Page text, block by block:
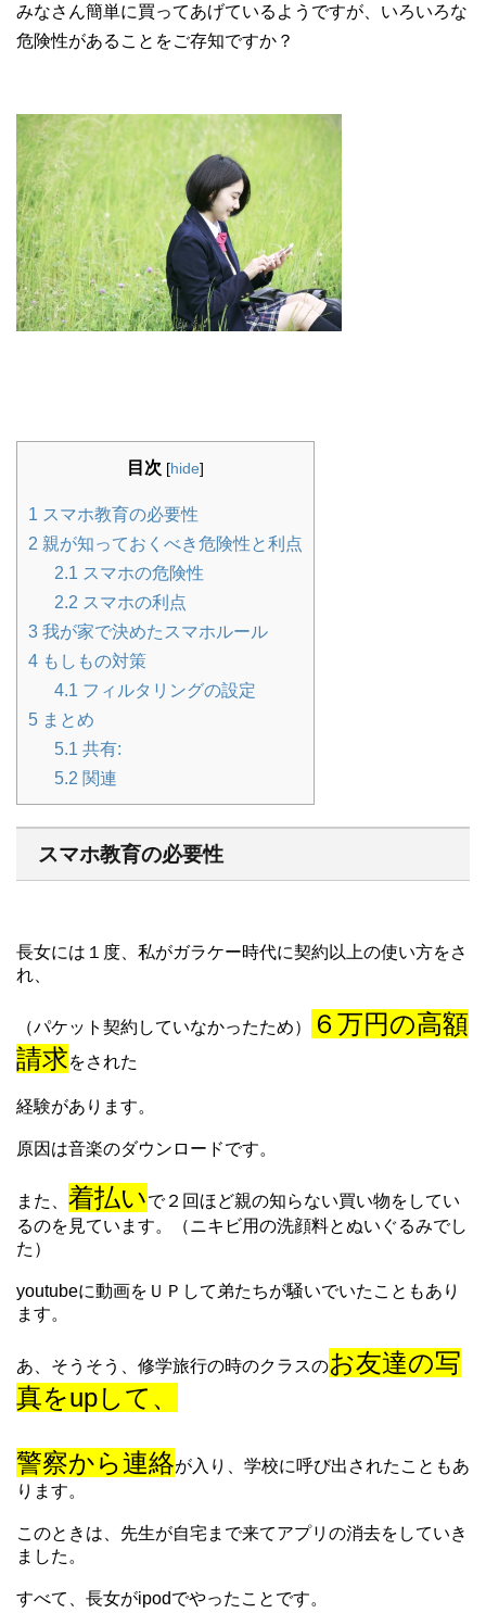
みなさん簡単に買ってあげているようですが、いろいろな
危険性があることをご存知ですか？
目次 [hide]
1 スマホ教育の必要性
2 親が知っておくべき危険性と利点
2.1 スマホの危険性
2.2 スマホの利点
3 我が家で決めたスマホルール
4 もしもの対策
4.1 フィルタリングの設定
5 まとめ
5.1 共有:
5.2 関連
スマホ教育の必要性
長女には１度、私がガラケー時代に契約以上の使い方をさ
れ、
（パケット契約していなかったため）
６万円の高額
請求をされた
経験があります。
原因は音楽のダウンロードです。
また、 着払いで２回ほど親の知らない買い物をしてい
るのを見ています。（ニキビ用の洗顔料とぬいぐるみでし
た）
youtubeに動画をＵＰして弟たちが騒いでいたこともあり
ます。
あ、そうそう、修学旅行の時のクラスのお友達の写
真をupして、
警察から連絡が入り、学校に呼び出されたこともあ
ります。
このときは、先生が自宅まで来てアプリの消去をしていき
ました。
すべて、長女がipodでやったことです。